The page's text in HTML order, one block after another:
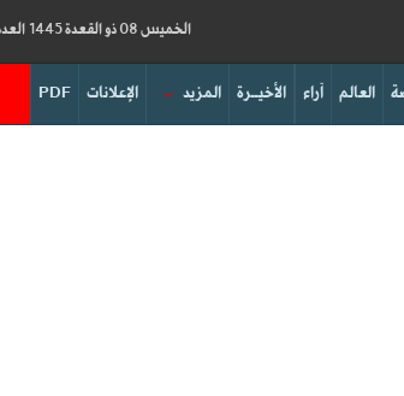
الخميس 08 ذو القعدة 1445 العدد 18638
PDF الإعلانات المزيد الأخيــرة آراء العالم